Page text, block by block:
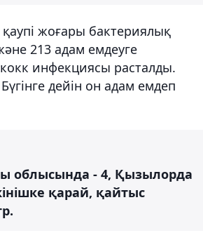
жоғары бактериялық
213 адам емдеуге
инфекциясы расталды.
дейін он адам емдеп
облысында - 4, Қызылорда
қарай, қайтыс